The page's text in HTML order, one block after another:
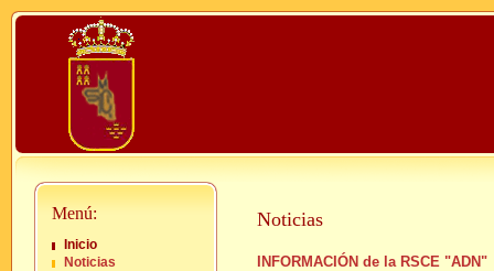
Menú:
Inicio
Noticias
Noticias
INFORMACIÓN de la RSCE "ADN"